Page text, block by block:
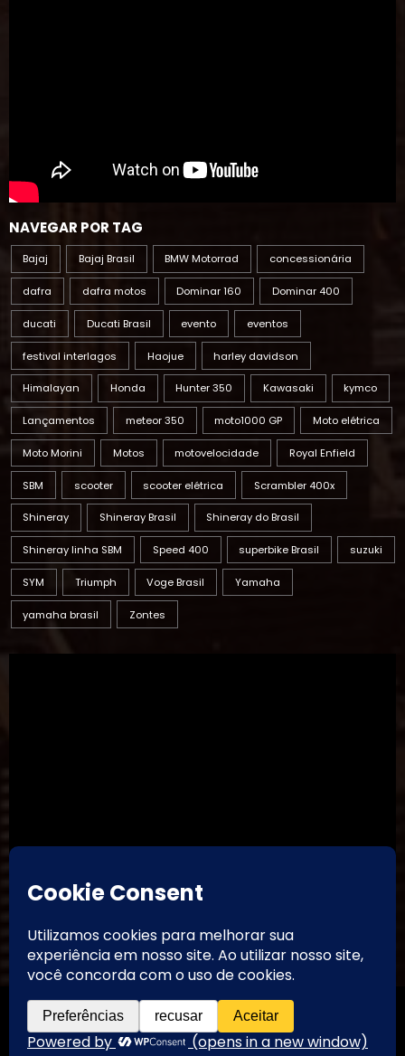
NAVEGAR POR TAG
Bajaj Bajaj Brasil BMW Motorrad concessionária
dafra dafra motos Dominar 160 Dominar 400
ducati Ducati Brasil evento eventos
festival interlagos Haojue harley davidson
Himalayan Honda Hunter 350 Kawasaki kymco
Lançamentos meteor 350 moto1000 GP Moto elétrica
Moto Morini Motos motovelocidade Royal Enfield
SBM scooter scooter elétrica Scrambler 400x
Shineray Shineray Brasil Shineray do Brasil
Shineray linha SBM Speed 400 superbike Brasil suzuki
SYM Triumph Voge Brasil Yamaha
yamaha brasil Zontes
TikTok Threads Youtube
Contato
Motoneiro - Canal & BlogMotoneiro| 2026 | Powered BySpiceThemes